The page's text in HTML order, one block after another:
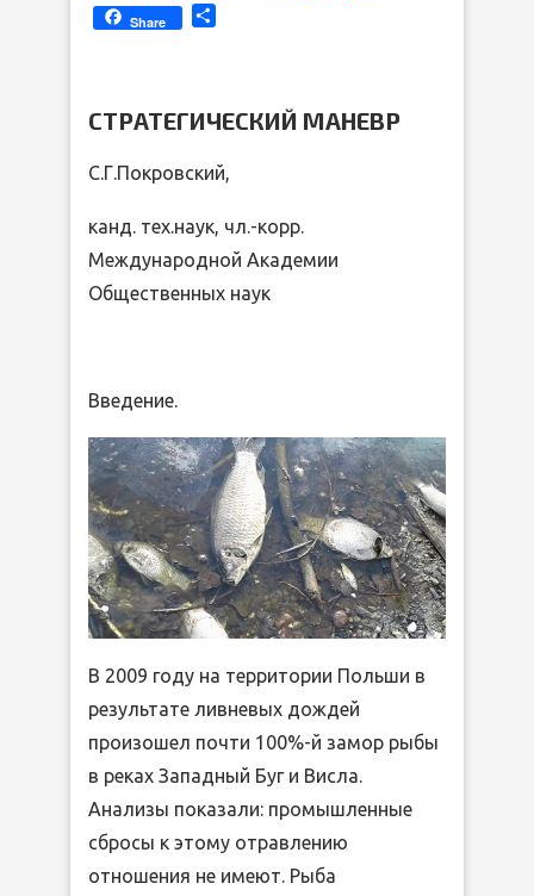
Share
СТРАТЕГИЧЕСКИЙ МАНЕВР
С.Г.Покровский,
канд. тех.наук, чл.-корр.
Международной Академии
Общественных наук
Введение.
В 2009 году на территории Польши в
результате ливневых дождей
произошел почти 100%-й замор рыбы
в реках Западный Буг и Висла.
Анализы показали: промышленные
сбросы к этому отравлению
отношения не имеют. Рыба